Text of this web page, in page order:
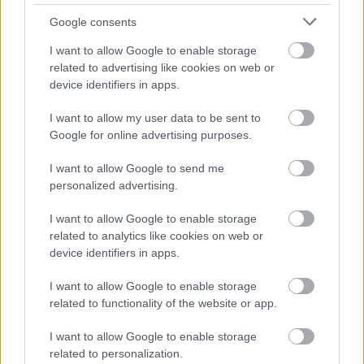
Google consents
I want to allow Google to enable storage
related to advertising like cookies on web or
device identifiers in apps.
I want to allow my user data to be sent to
Google for online advertising purposes.
I want to allow Google to send me
personalized advertising.
I want to allow Google to enable storage
related to analytics like cookies on web or
device identifiers in apps.
I want to allow Google to enable storage
related to functionality of the website or app.
I want to allow Google to enable storage
related to personalization.
Régóta jelenlévő easter eggről
rántotta le a leplet a The
Walking Dead stábtagja
MattMadzz 2022 december 27. 17:56
A speciális effektekért felelős Greg Nicotero a
sorozat óráira hívja fel figyelmünket.
21.86%
franchise tovább zakatol az AMC legnagyobb örömére.
Ami annak idején egy óvatos próbálkozásként indult,